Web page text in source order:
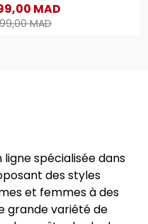
MAD
MAD
spécialisée dans
des styles
et femmes à des
grande variété de